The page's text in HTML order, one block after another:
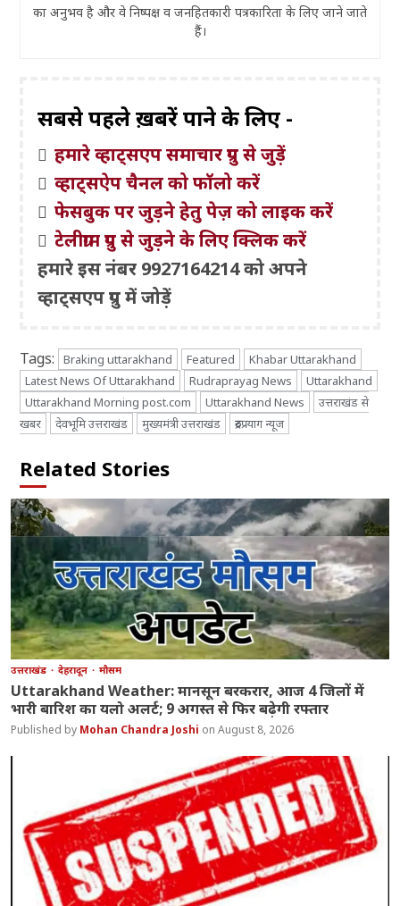
का अनुभव है और वे निष्पक्ष व जनहितकारी पत्रकारिता के लिए जाने जाते
हैं।
सबसे पहले ख़बरें पाने के लिए -
हमारे व्हाट्सएप समाचार ग्रुप से जुड़ें
व्हाट्सऐप चैनल को फॉलो करें
फेसबुक पर जुड़ने हेतु पेज़ को लाइक करें
टेलीग्राम ग्रुप से जुड़ने के लिए क्लिक करें
हमारे इस नंबर 9927164214 को अपने
व्हाट्सएप ग्रुप में जोड़ें
Tags: Braking uttarakhand Featured
Khabar Uttarakhand
Latest News Of Uttarakhand
Rudraprayag News
Uttarakhand
Uttarakhand Morning post.com
Uttarakhand News
उत्तराखंड से
खबर
देवभूमि उत्तराखंड मुख्यमंत्री उत्तराखंड रुद्रप्रयाग न्यूज
Related Stories
उत्तराखंड देहरादून मौसम
Uttarakhand Weather: मानसून बरकरार, आज 4 जिलों में
भारी बारिश का यलो अलर्ट; 9 अगस्त से फिर बढ़ेगी रफ्तार
Mohan Chandra Joshi August 8, 2026